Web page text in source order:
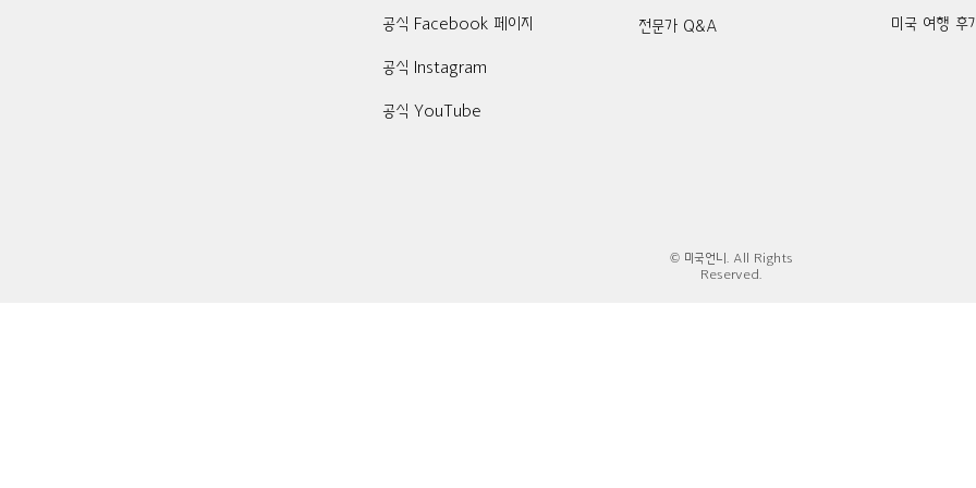
공식 Facebook 페이지
공식 Instagram
공식 YouTube
전문가 Q&A 미국 여행 후
© 미국언니. All Rights
Reserved.